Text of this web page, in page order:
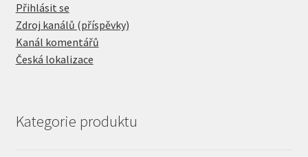
Přihlásit se
Zdroj kanálů (příspěvky)
Kanál komentářů
Česká lokalizace
Kategorie produktu